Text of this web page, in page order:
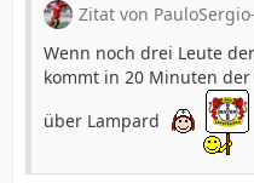
Zitat von
Wenn noch drei Leute
kommt in 20 Minuten
über Lampard